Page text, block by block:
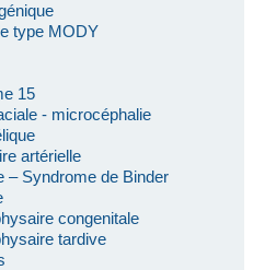
type MODY
15
- microcéphalie
artérielle
– Syndrome de Binder
congenitale
tardive